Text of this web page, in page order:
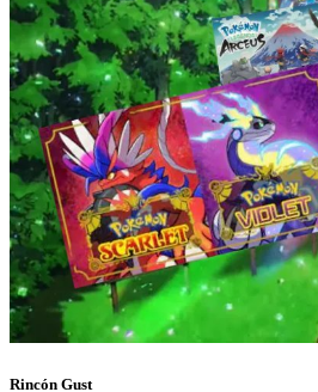
Rincón Gust